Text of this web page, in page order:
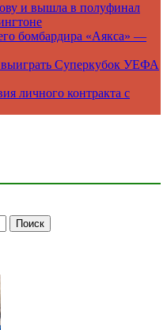
и вышла в полуфинал
бомбардира «Аякса» —
Суперкубок УЕФА
личного контракта с